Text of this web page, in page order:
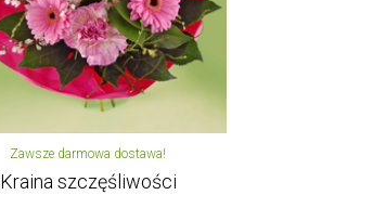
Zawsze darmowa dostawa!
Kraina szczęśliwości